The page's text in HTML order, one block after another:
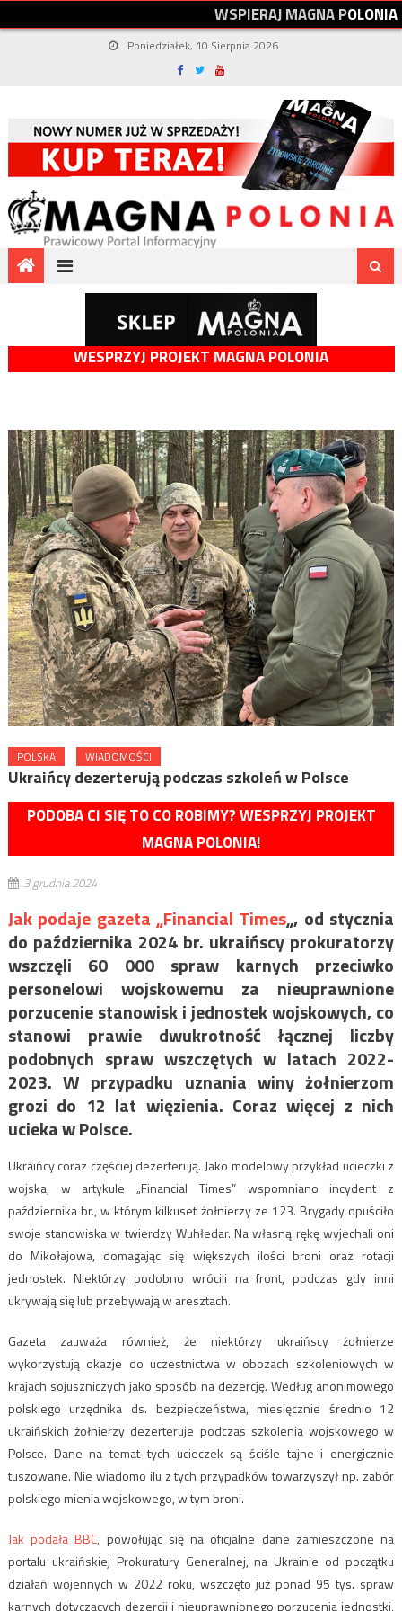
WSPIERAJMAGNAPOLONIA
Poniedziałek, 10 Sierpnia 2026
WESPRZYJ PROJEKT MAGNA POLONIA
POLSKA WIADOMOŚCI
Ukraińcy dezerterują podczas szkoleń w Polsce
PODOBA CI SIĘ TO CO ROBIMY? WESPRZYJ PROJEKT
MAGNA POLONIA!
3 grudnia 2024
Jak podaje gazeta „Financial Times„, od stycznia
do października 2024 br. ukraińscy prokuratorzy
wszczęli 60 000 spraw karnych przeciwko
personelowi wojskowemu za nieuprawnione
porzucenie stanowisk i jednostek wojskowych, co
stanowi prawie dwukrotność łącznej liczby
podobnych spraw wszczętych w latach 2022-
2023. W przypadku uznania winy żołnierzom
grozi do 12 lat więzienia. Coraz więcej z nich
ucieka w Polsce.
Ukraińcy coraz częściej dezerterują. Jako modelowy przykład ucieczki z
wojska, w artykule „Financial Times” wspomniano incydent z
października br., w którym kilkuset żołnierzy ze 123. Brygady opuściło
swoje stanowiska w twierdzy Wuhłedar. Na własną rękę wyjechali oni
do Mikołajowa, domagając się większych ilości broni oraz rotacji
jednostek. Niektórzy podobno wrócili na front, podczas gdy inni
ukrywają się lub przebywają w aresztach.
Gazeta zauważa również, że niektórzy ukraińscy żołnierze
wykorzystują okazje do uczestnictwa w obozach szkoleniowych w
krajach sojuszniczych jako sposób na dezercję. Według anonimowego
polskiego urzędnika ds. bezpieczeństwa, miesięcznie średnio 12
ukraińskich żołnierzy dezerteruje podczas szkolenia wojskowego w
Polsce. Dane na temat tych ucieczek są ściśle tajne i energicznie
tuszowane. Nie wiadomo ilu z tych przypadków towarzyszył np. zabór
polskiego mienia wojskowego, w tym broni.
Jak podała BBC, powołując się na oficjalne dane zamieszczone na
portalu ukraińskiej Prokuratury Generalnej, na Ukrainie od początku
działań wojennych w 2022 roku, wszczęto już ponad 95 tys. spraw
karnych dotyczących dezercji i nieuprawnionego porzucenia jednostki,